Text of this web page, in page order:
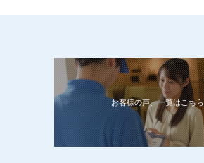
お客様の声、一覧はこちら